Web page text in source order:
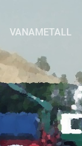
VANAMETALL